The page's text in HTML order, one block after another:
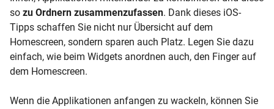
so zu Ordnern zusammenzufassen. Dank dieses iOS-
Tipps schaffen Sie nicht nur Übersicht auf dem
Homescreen, sondern sparen auch Platz. Legen Sie dazu
einfach, wie beim Widgets anordnen auch, den Finger auf
dem Homescreen.
Wenn die Applikationen anfangen zu wackeln, können Sie